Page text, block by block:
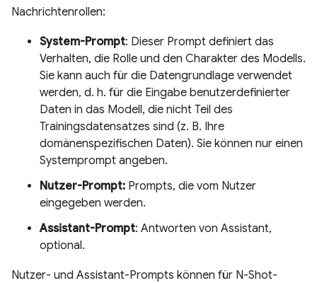
Nachrichtenrollen:
System-Prompt: Dieser Prompt definiert das
Verhalten, die Rolle und den Charakter des Modells.
Sie kann auch für die Datengrundlage verwendet
werden, d. h. für die Eingabe benutzerdefinierter
Daten in das Modell, die nicht Teil des
Trainingsdatensatzes sind (z. B. Ihre
domänenspezifischen Daten). Sie können nur einen
Systemprompt angeben.
Nutzer-Prompt: Prompts, die vom Nutzer
eingegeben werden.
Assistant-Prompt: Antworten von Assistant,
optional.
Nutzer- und Assistant-Prompts können für N-Shot-